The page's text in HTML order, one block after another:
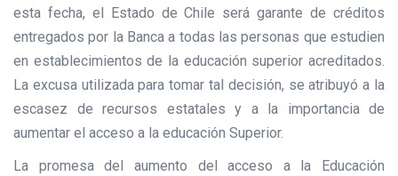
esta fecha, el Estado de Chile será garante de créditos
entregados por la Banca a todas las personas que estudien
en establecimientos de la educación superior acreditados.
La excusa utilizada para tomar tal decisión, se atribuyó a la
escasez de recursos estatales y a la importancia de
aumentar el acceso a la educación Superior.
La promesa del aumento del acceso a la Educación